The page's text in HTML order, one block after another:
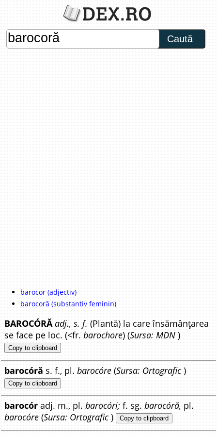
Caută
barocor (adjectiv)
barocoră (substantiv feminin)
BAROCÓRĂ adj., s. f. (Plantă) la care însămânțarea
se face pe loc. (<fr.barochore) (Sursa: MDN )
Copy to clipboard
barocóră s. f., pl.barocóre (Sursa: Ortografic )
Copy to clipboard
barocóradj. m., pl.barocóri;f. sg.barocóră, pl.
barocóre (Sursa: Ortografic ) Copy to clipboard